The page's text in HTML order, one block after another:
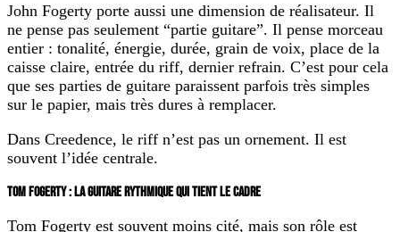
John Fogerty porte aussi une dimension de réalisateur. Il
ne pense pas seulement “partie guitare”. Il pense morceau
entier : tonalité, énergie, durée, grain de voix, place de la
caisse claire, entrée du riff, dernier refrain. C’est pour cela
que ses parties de guitare paraissent parfois très simples
sur le papier, mais très dures à remplacer.
Dans Creedence, le riff n’est pas un ornement. Il est
souvent l’idée centrale.
TOM FOGERTY : LA GUITARE RYTHMIQUE QUI TIENT LE CADRE
Tom Fogerty est souvent moins cité, mais son rôle est